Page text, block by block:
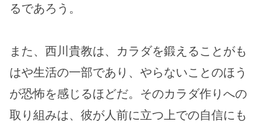
るであろう。
また、西川貴教は、カラダを鍛えることがも
はや生活の一部であり、やらないことのほう
が恐怖を感じるほどだ。そのカラダ作りへの
取り組みは、彼が人前に立つ上での自信にも